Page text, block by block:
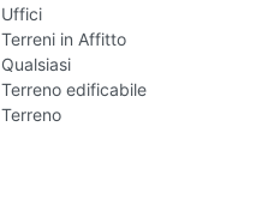
Uffici
Terreni in Affitto
Qualsiasi
Terreno edificabile
Terreno